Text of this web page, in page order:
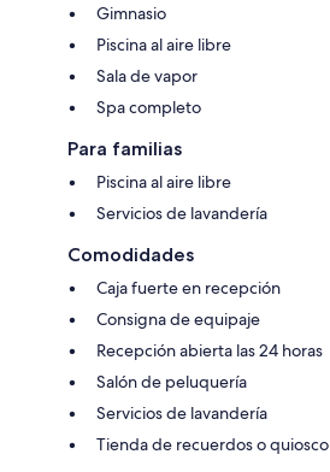
Gimnasio
Piscina al aire libre
Sala de vapor
Spa completo
Para familias
Piscina al aire libre
Servicios de lavandería
Comodidades
Caja fuerte en recepción
Consigna de equipaje
Recepción abierta las 24 horas
Salón de peluquería
Servicios de lavandería
Tienda de recuerdos o quiosco